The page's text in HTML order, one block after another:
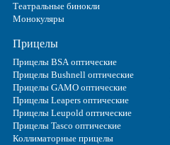
Театральные бинокли
Монокуляры
Прицелы
Прицелы BSA оптические
Прицелы Bushnell оптические
Прицелы GAMO оптические
Прицелы Leapers оптические
Прицелы Leupold оптические
Прицелы Tasco оптические
Коллиматорные прицелы